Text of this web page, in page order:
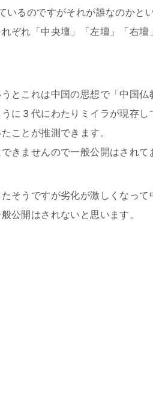
るのですがそれが誰なのかとい
ぞれ「中央壇」「左壇」「右
とこれは中国の思想で「中国仏
に３代にわたりミイラが現存し
ことが推測できます。
きませんので一般公開はされて
そうですが劣化が激しくなって
公開はされないと思います。